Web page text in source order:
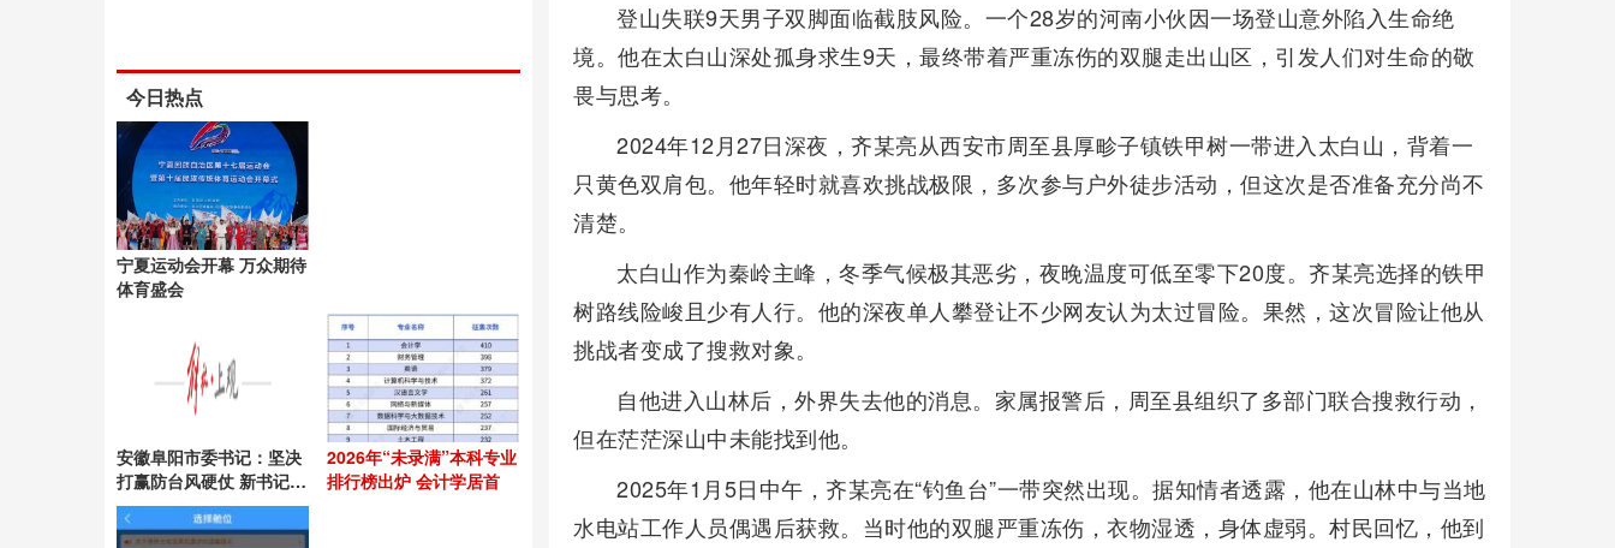
登山失联9天男子双脚面临截肢风险。一个28岁的河南小伙因一场登山意外陷入生命绝
境。他在太白山深处孤身求生9天，最终带着严重冻伤的双腿走出山区，引发人们对生命的敬
畏与思考。
2024年12月27日深夜，齐某亮从西安市周至县厚畛子镇铁甲树一带进入太白山，背着一
只黄色双肩包。他年轻时就喜欢挑战极限，多次参与户外徒步活动，但这次是否准备充分尚不
清楚。
太白山作为秦岭主峰，冬季气候极其恶劣，夜晚温度可低至零下20度。齐某亮选择的铁甲
树路线险峻且少有人行。他的深夜单人攀登让不少网友认为太过冒险。果然，这次冒险让他从
挑战者变成了搜救对象。
自他进入山林后，外界失去他的消息。家属报警后，周至县组织了多部门联合搜救行动，
但在茫茫深山中未能找到他。
2025年1月5日中午，齐某亮在“钓鱼台”一带突然出现。据知情者透露，他在山林中与当地
水电站工作人员偶遇后获救。当时他的双腿严重冻伤，衣物湿透，身体虚弱。村民回忆，他到
今日热点
宁夏运动会开幕 万众期待
体育盛会
安徽阜阳市委书记：坚决
打赢防台风硬仗 新书记上
任引领抗灾
2026年“未录满”本科专业
排行榜出炉 会计学居首